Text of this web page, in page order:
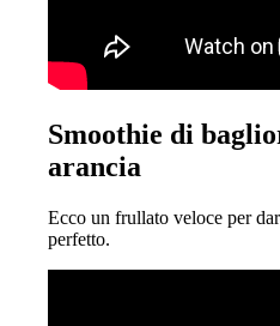
Smoothie di
arancia
Ecco un frullato veloce per
perfetto.